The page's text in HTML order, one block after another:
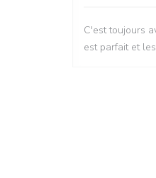
C'est toujours
est parfait et